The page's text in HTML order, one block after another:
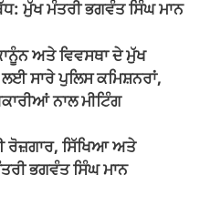
ਮੁੱਖ ਮੰਤਰੀ ਭਗਵੰਤ ਸਿੰਘ ਮਾਨ
ਅਤੇ ਵਿਵਸਥਾ ਦੇ ਮੁੱਖ
ਸਾਰੇ ਪੁਲਿਸ ਕਮਿਸ਼ਨਰਾਂ,
ਨਾਲ ਮੀਟਿੰਗ
ਰੋਜ਼ਗਾਰ, ਸਿੱਖਿਆ ਅਤੇ
ਭਗਵੰਤ ਸਿੰਘ ਮਾਨ